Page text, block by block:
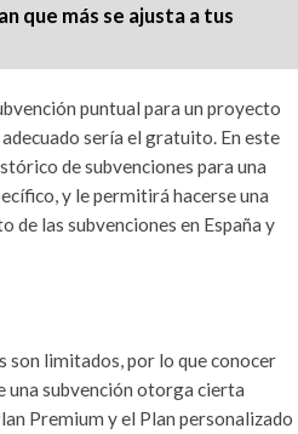
que más se ajusta a tus
puntual para un proyecto
sería el gratuito. En este
de subvenciones para una
y le permitirá hacerse una
de las subvenciones en España y
son limitados, por lo que conocer
una subvención otorga cierta
Premium y el Plan personalizado